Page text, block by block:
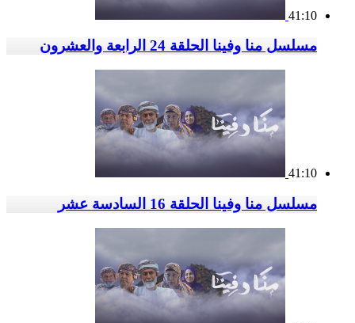
41:10
مسلسل منا وفينا الحلقة 24 الرابعة والعشرون
41:10
مسلسل منا وفينا الحلقة 16 السادسة عشر